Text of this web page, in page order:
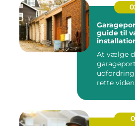
guide til
At vælge
rette viden